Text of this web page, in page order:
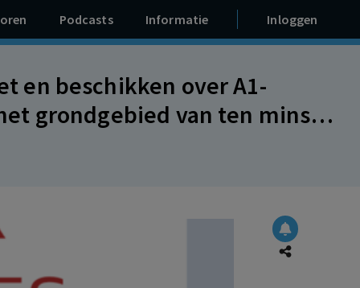
Podcasts Informatie Inloggen
en beschikken over A1-
grondgebied van ten minste